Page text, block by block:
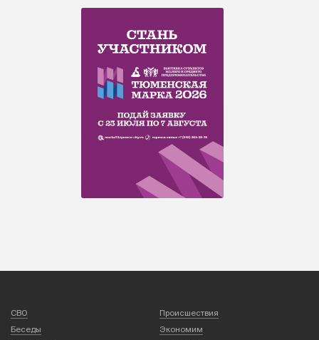
СВО
Происшествия
Беседы
Экономим